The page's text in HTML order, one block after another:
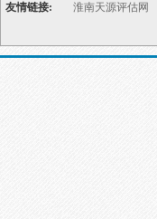
友情链接: 淮南天源评估网